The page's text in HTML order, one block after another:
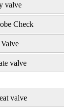
valve
Check
valve
valve